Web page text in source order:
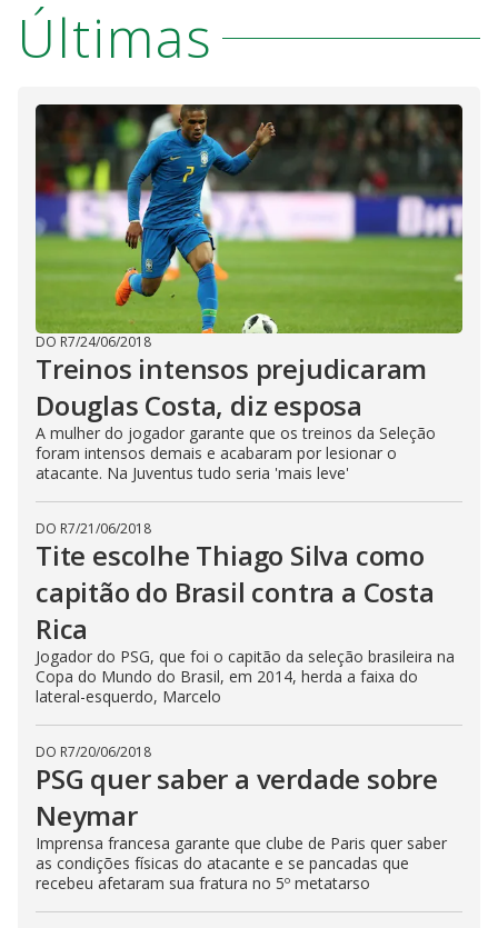
Últimas
DO R7/24/06/2018
Treinos intensos prejudicaram
Douglas Costa, diz esposa
A mulher do jogador garante que os treinos da Seleção
foram intensos demais e acabaram por lesionar o
atacante. Na Juventus tudo seria 'mais leve'
DO R7/21/06/2018
Tite escolhe Thiago Silva como
capitão do Brasil contra a Costa
Rica
Jogador do PSG, que foi o capitão da seleção brasileira na
Copa do Mundo do Brasil, em 2014, herda a faixa do
lateral-esquerdo, Marcelo
DO R7/20/06/2018
PSG quer saber a verdade sobre
Neymar
Imprensa francesa garante que clube de Paris quer saber
as condições físicas do atacante e se pancadas que
recebeu afetaram sua fratura no 5º metatarso